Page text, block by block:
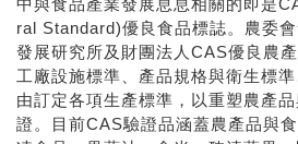
ral Standard)優良食品標誌。農委
發展研究所及財團法人CAS優良農
工廠設施標準、產品規格與衛生標
由訂定各項生產標準，以重塑農產
證。目前CAS驗證品涵蓋農產品與